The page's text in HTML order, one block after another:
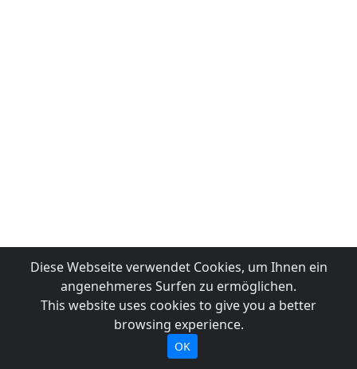
Diese Webseite verwendet Cookies, um Ihnen ein
angenehmeres Surfen zu ermöglichen.
This website uses cookies to give you a better
browsing experience.
OK